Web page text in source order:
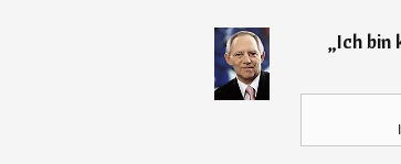
„Ich bin